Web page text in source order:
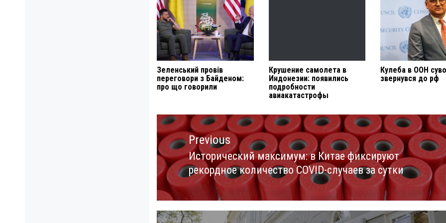
Зеленський провів
переговори з Байденом:
про що говорили
Крушение самолета в
Индонезии: появились
подробности
авиакатастрофы
Кулеба в ООН
звернувся до рф
Навигация
по
записямPrevious
Previous
post:
Исторический максимум: в Китае фиксируют
рекордное количество COVID-случаев за сутки